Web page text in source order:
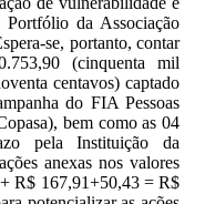
da Associação
se, portanto, contar
(cinquenta mil
centavos) captado
do FIA Pessoas
bem como as 04
pela Instituição da
anexas nos valores
R$ 167,91+50,43 = R$